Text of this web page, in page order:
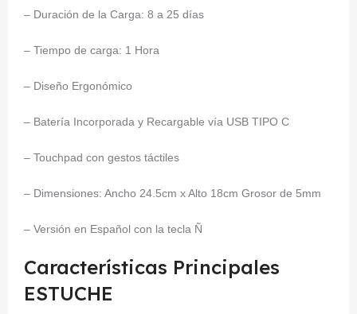
– Duración de la Carga: 8 a 25 días
– Tiempo de carga: 1 Hora
– Diseño Ergonómico
– Batería Incorporada y Recargable vía USB TIPO C
– Touchpad con gestos táctiles
– Dimensiones: Ancho 24.5cm x Alto 18cm Grosor de 5mm
– Versión en Español con la tecla Ñ
Características Principales
ESTUCHE